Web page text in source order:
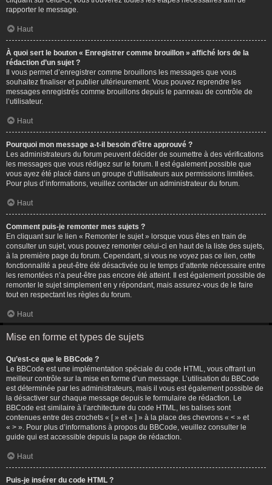
rapporter le message.
Haut
À quoi sert le bouton « Enregistrer comme brouillon » affiché lors de la
rédaction d’un sujet ?
Il vous permet d’enregistrer comme brouillons les messages que vous
souhaitez finaliser et publier ultérieurement. Vous pouvez reprendre les
messages enregistrés comme brouillons depuis le panneau de contrôle de
l’utilisateur.
Haut
Pourquoi mon message a-t-il besoin d’être approuvé ?
Les administrateurs du forum peuvent décider de soumettre à des vérifications
les messages que vous rédigez sur le forum. Il est également possible que
vous ayez été placé dans un groupe d’utilisateurs aux permissions limitées.
Pour plus d’informations, veuillez contacter un administrateur du forum.
Haut
Comment puis-je remonter mes sujets ?
En cliquant sur le lien « Remonter le sujet » lorsque vous êtes en train de
consulter un sujet, vous pouvez remonter celui-ci en haut de la liste des sujets,
à la première page du forum. Cependant, si vous ne voyez pas ce lien, cette
fonctionnalité a peut-être été désactivée ou le temps d’attente nécessaire entre
les remontées n’a peut-être pas encore été atteint. Il est également possible de
remonter le sujet simplement en y répondant, mais assurez-vous de le faire
tout en respectant les règles du forum.
Haut
Mise en forme et types de sujets
Qu’est-ce que le BBCode ?
Le BBCode est une implémentation spéciale du code HTML, vous offrant un
meilleur contrôle sur la mise en forme d’un message. L’utilisation du BBCode
est déterminée par les administrateurs, mais il vous est également possible de
la désactiver sur chaque message depuis le formulaire de rédaction. Le
BBCode est similaire à l’architecture du code HTML, les balises sont
contenues entre des crochets « [ » et « ] » à la place des chevrons « < » et
« > ». Pour plus d’informations à propos du BBCode, veuillez consulter le
guide qui est accessible depuis la page de rédaction.
Haut
Puis-je insérer du code HTML ?